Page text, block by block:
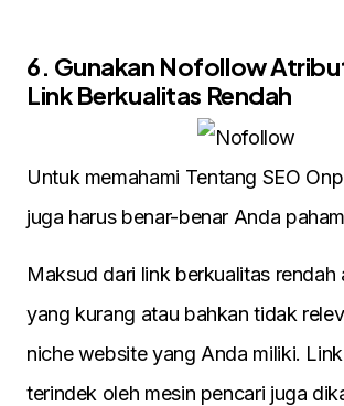
6. Gunakan Nofollow
Link Berkualitas Rendah
Untuk memahami Tentang SEO
juga harus benar-benar Anda
Maksud dari link berkualitas rendah
yang kurang atau bahkan tidak
niche website yang Anda miliki.
terindek oleh mesin pencari juga